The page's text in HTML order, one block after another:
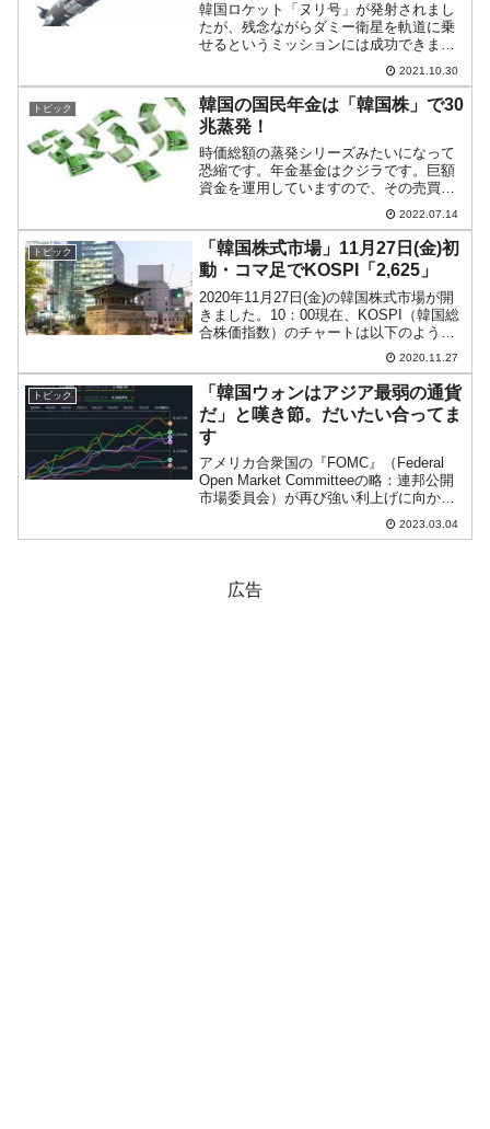
韓国ロケット「ヌリ号」が発射されまし
たが、残念ながらダミー衛星を軌道に乗
せるというミッションには成功できませ
んでした。韓国メディア『毎日経済』
に、『韓国航空宇宙産業』（KAI）発射
体生産チームのイ・ウォンチョル首席研
究員にインタビューを行っ...
2021.10.30
トピック
韓国の国民年金は「韓国株」で30
兆蒸発！
時価総額の蒸発シリーズみたいになって
恐縮です。年金基金はクジラです。巨額
資金を運用していますので、その売買動
向は市場に大きな影響を与えます。これ
は韓国でも同じです。時に個人投資家か
ら、「国民年金基金が売るから上がらな
いんだ」といった非難を浴...
2022.07.14
トピック
「韓国株式市場」11月27日(金)初
動・コマ足でKOSPI「2,625」
2020年11月27日(金)の韓国株式市場が開
きました。10：00現在、KOSPI（韓国総
合株価指数）のチャートは以下のように
『Investing.com』より引用）。まだ初動
段階ですが、ローソク足の実体部分がほ
とん...
2020.11.27
トピック
「韓国ウォンはアジア最弱の通貨
だ」と嘆き節。だいたい合ってま
す
アメリカ合衆国の『FOMC』（Federal
Open Market Committeeの略：連邦公開
市場委員会）が再び強い利上げに向かう
のではという予想が出て、ドル強の様相
を見せています。ドルの強さを示す
2023.03.04
広告